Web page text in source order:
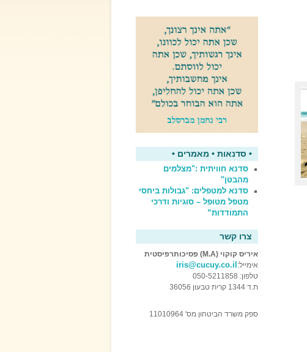
• סדנאות • מאמרים •
סדנא חוויתית :"מצלמים
מהבטן"
סדנא למטפלים: "גבולות ביחסי
מטפל מטופל – סוגיות ודרכי
התמודדות”
צרו קשר
איריס קוקוי (M.A) פסיכותרפיסטית
אימייל:iris@cucuy.co.il
טלפון: 050-5211858
ת.ד 1344 קרית טבעון 36056
ספק משרד הביטחון מס' 11010964